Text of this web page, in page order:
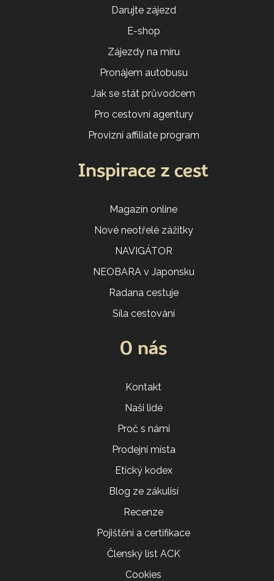
Darujte zájezd
E-shop
Zájezdy na míru
Pronájem autobusu
Jak se stát průvodcem
Pro cestovní agentury
Provizní affiliate program
Inspirace z cest
Magazín online
Nové neotřelé zážitky
NAVIGÁTOR
NEOBARA v Japonsku
Radana cestuje
Síla cestování
O nás
Kontakt
Naši lidé
Proč s námi
Prodejní místa
Etický kodex
Blog ze zákulisí
Recenze
Pojištění a certifikace
Členský list ACK
Cookies